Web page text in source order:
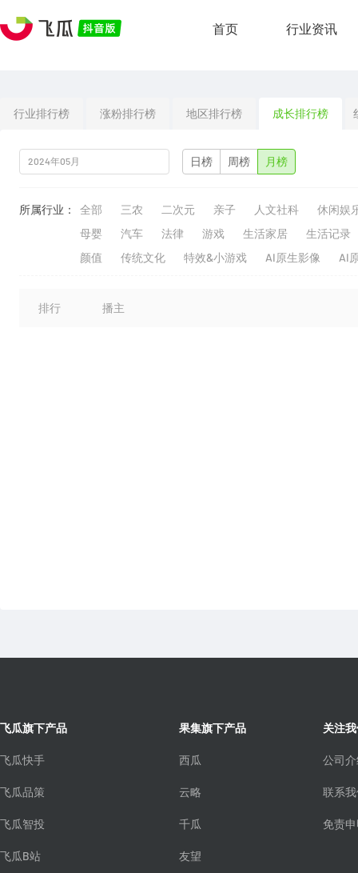
首页 行业资讯
行业排行榜 涨粉排行榜 地区排行榜 成长排行榜
日榜 周榜 月榜
所属行业： 全部 三农 二次元 亲子 人文社科
休闲娱
母婴
汽车 法律 游戏 生活家居
生活记录
颜值
传统文化 特效&小游戏 AI原生影像 AI
排行 播主
飞瓜旗下产品
飞瓜快手
飞瓜品策
飞瓜智投
飞瓜B站
果集旗下产品
西瓜
云略
千瓜
友望
关注
公司
联系
免责